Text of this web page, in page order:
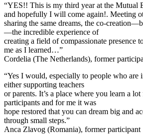
“YES!! This is my third year at the Mutual
and hopefully I will come again!. Meeting
sharing the same dreams, the co-
—the incredible experience of
creating a field of compassionate presence
me as I learned…”
Cordelia (The Netherlands), former
“Yes I would, especially to people who are
either supporting teachers
or parents. It’s a place where you learn a
participants and for me it was
hope restored that you can dream big and
through small steps.”
Anca Zlavog (Romania), former participant